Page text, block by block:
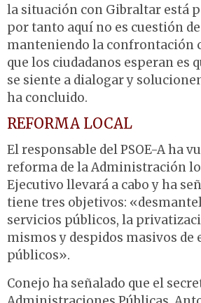
la situación con Gibraltar está
por tanto aquí no es cuestión
manteniendo la confrontación
que los ciudadanos esperan es
se siente a dialogar y
ha concluido.
REFORMA LOCAL
El responsable del PSOE-A ha
reforma de la Administración
Ejecutivo llevará a cabo y ha
tiene tres objetivos:
servicios públicos, la
mismos y despidos masivos de
públicos».
Conejo ha señalado que el